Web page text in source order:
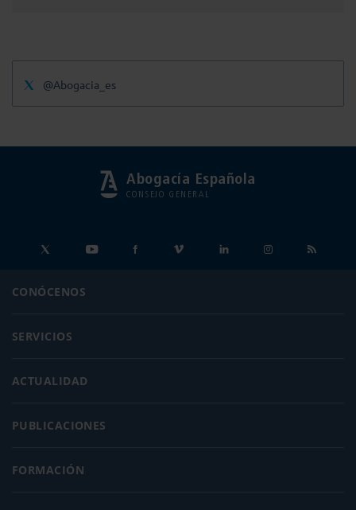
@Abogacia_es
Abogacía Española
CONSEJO GENERAL
CONÓCENOS
SERVICIOS
ACTUALIDAD
PUBLICACIONES
FORMACIÓN